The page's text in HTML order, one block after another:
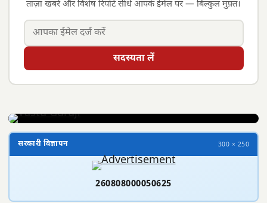
ताज़ा खबरें और विशेष रिपोर्ट सीधे आपके ईमेल पर — बिल्कुल मुफ़्त।
सदस्यता लें
सरकारी विज्ञापन 300 × 250
260808000050625